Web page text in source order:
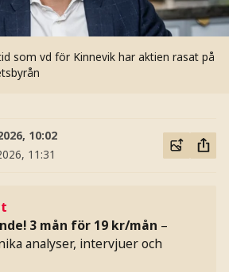
som vd för Kinnevik har aktien rasat på
10:02
11:31
3 mån för 19 kr/mån –
analyser, intervjuer och